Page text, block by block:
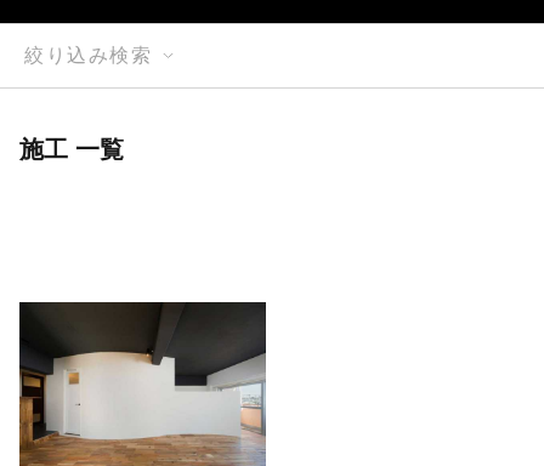
絞り込み検索
施工 一覧